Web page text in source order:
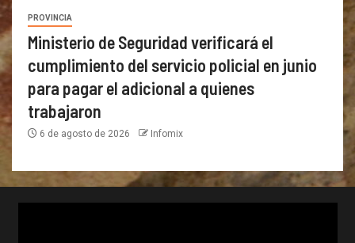
PROVINCIA
Ministerio de Seguridad verificará el
cumplimiento del servicio policial en junio
para pagar el adicional a quienes
trabajaron
6 de agosto de 2026 Infomix